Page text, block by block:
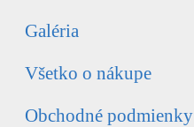
Galéria
Všetko o nákupe
Obchodné podmienky